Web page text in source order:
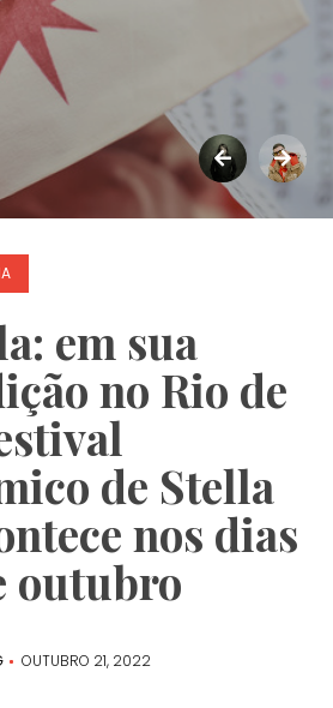
em sua
no Rio de
de Stella
nos dias
outubro
OUTUBRO 21, 2022